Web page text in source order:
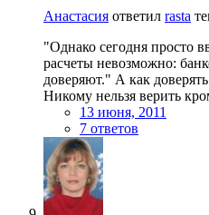
Анастасия ответил rasta
"Однако сегодня просто
расчеты невозможно:
доверяют." А как
Никому нельзя верить
13 июня, 2011
7 ответов